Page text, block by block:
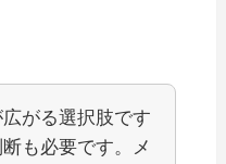
がる選択肢です
も必要です。メ